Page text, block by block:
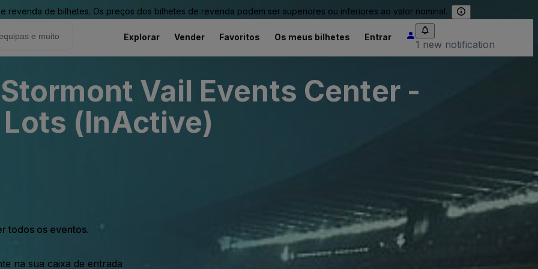
revenda de bilhetes. Os preços dos bilhetes de revenda podem ser superiores ou inferiores ao valor nominal.
Explorar Vender Favoritos Os meus bilhetes Entrar
1 new notification
Vail Events Center -
(InActive)
todos os eventos.
na sua caixa de entrada